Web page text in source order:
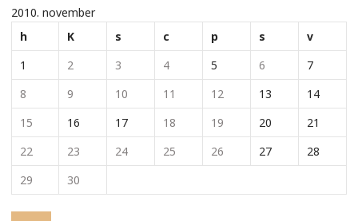
2010. november
h
K s c p s
v
1
2 3 4 5 6
7
8
9 10 11 12 13
14
15
16 17 18 19 20
21
22
23 24 25 26 27
28
29
30